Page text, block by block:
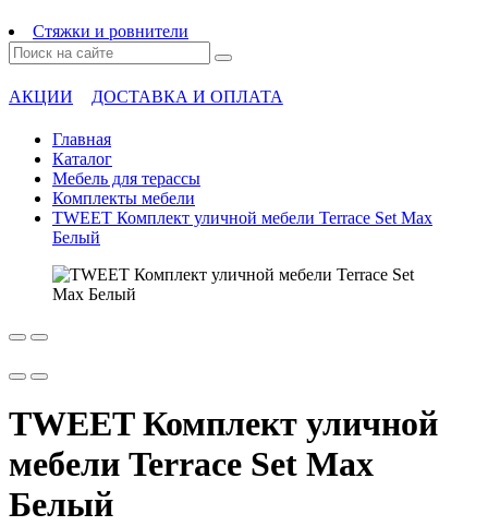
Стяжки и ровнители
АКЦИИ ДОСТАВКА И ОПЛАТА
Главная
Каталог
Мебель для терассы
Комплекты мебели
TWEET Комплект уличной мебели Terrace Set Мax
Белый
TWEET Комплект уличной
мебели Terrace Set Мax
Белый